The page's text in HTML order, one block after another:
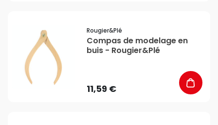
Rougier&plé
Compas de modelage en
buis - Rougier&Plé
11,59 €